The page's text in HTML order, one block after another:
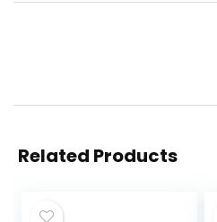
Related Products